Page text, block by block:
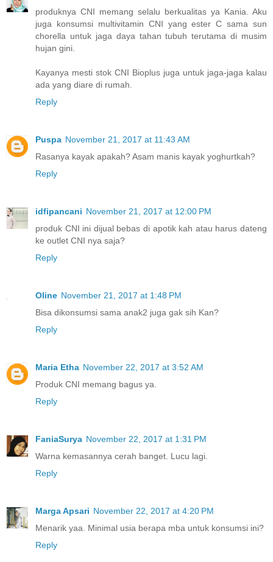
produknya CNI memang selalu berkualitas ya Kania. Aku
juga konsumsi multivitamin CNI yang ester C sama sun
chorella untuk jaga daya tahan tubuh terutama di musim
hujan gini.
Kayanya mesti stok CNI Bioplus juga untuk jaga-jaga kalau
ada yang diare di rumah.
Reply
Puspa November 21, 2017 at 11:43 AM
Rasanya kayak apakah? Asam manis kayak yoghurtkah?
Reply
idfipancani November 21, 2017 at 12:00 PM
produk CNI ini dijual bebas di apotik kah atau harus dateng
ke outlet CNI nya saja?
Reply
Oline November 21, 2017 at 1:48 PM
Bisa dikonsumsi sama anak2 juga gak sih Kan?
Reply
Maria Etha November 22, 2017 at 3:52 AM
Produk CNI memang bagus ya.
Reply
FaniaSurya November 22, 2017 at 1:31 PM
Warna kemasannya cerah banget. Lucu lagi.
Reply
Marga Apsari November 22, 2017 at 4:20 PM
Menarik yaa. Minimal usia berapa mba untuk konsumsi ini?
Reply